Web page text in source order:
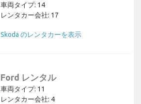
車両タイプ: 14
レンタカー会社: 17
Skoda のレンタカーを表示
Ford レンタル
車両タイプ: 11
レンタカー会社: 4